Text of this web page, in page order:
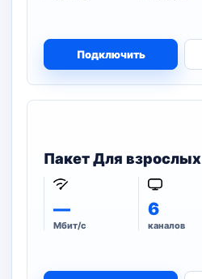
Подключить
Пакет Для взрослых
—
Мбит/с
6
каналов